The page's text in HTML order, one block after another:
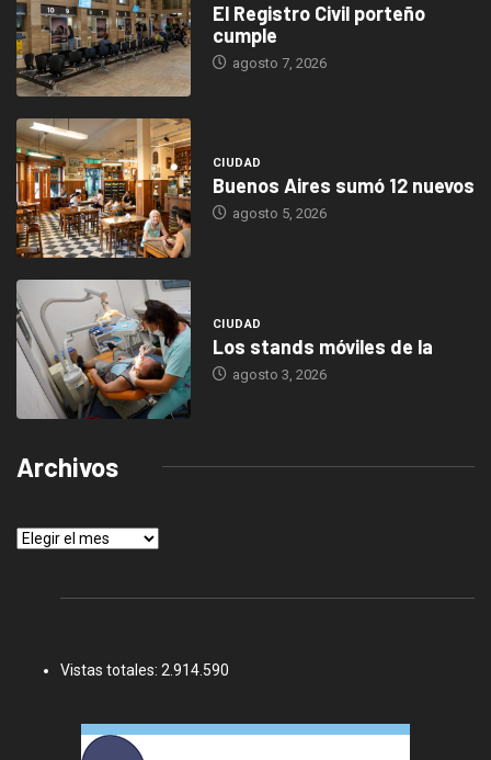
El Registro Civil porteño
cumple
agosto 7, 2026
CIUDAD
Buenos Aires sumó 12 nuevos
agosto 5, 2026
CIUDAD
Los stands móviles de la
agosto 3, 2026
Archivos
Archivos
Vistas totales: 2.914.590